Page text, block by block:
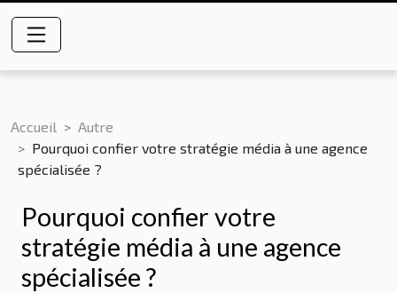
Accueil
Autre
Pourquoi confier votre stratégie média à une agence
spécialisée ?
Pourquoi confier votre
stratégie média à une agence
spécialisée ?